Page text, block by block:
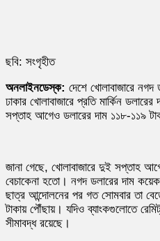
ছবি: সংগৃহীত
অনলাইনডেস্ক: দেশে খোলাবাজারে
ঢাকার খোলাবাজারে প্রতি মার্কিন
সপ্তাহ আগেও ডলারের দাম ১১৮-১১৯
জানা গেছে, খোলাবাজারে দুই সপ্তাহ
বেচাকেনা হতো। নগদ ডলারের দাম
ছাত্র আন্দোলনের পর গত সোমবার তা
টাকায় পৌঁছায়। যদিও ব্যাংকগুলোতে
সীমাবদ্ধ রয়েছে।